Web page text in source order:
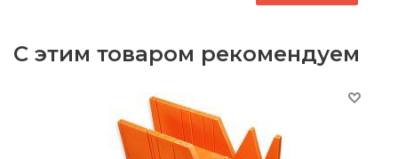
С этим товаром рекомендуем